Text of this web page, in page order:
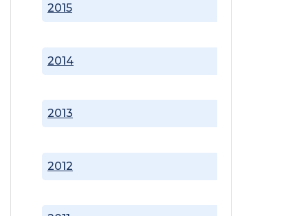
2012
2013
2014
2015